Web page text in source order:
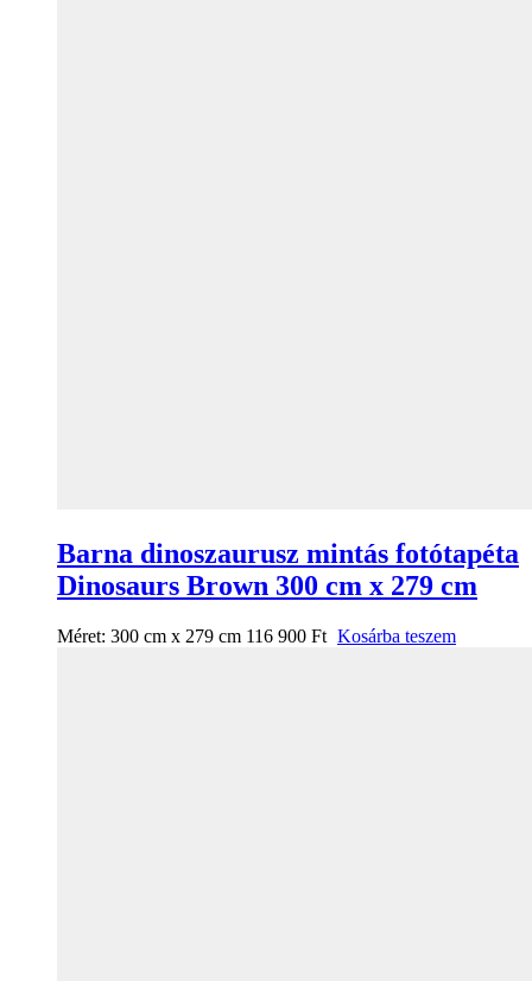
Barna dinoszaurusz mintás fotótapéta
Dinosaurs Brown 300 cm x 279 cm
Méret: 300 cm x 279 cm 116 900 Ft Kosárba teszem